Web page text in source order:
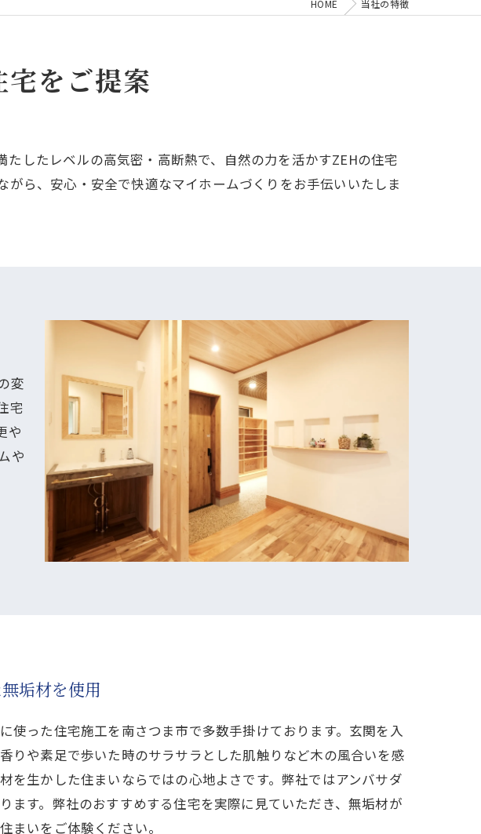
HOME 当社の特徴
をご提案
したレベルの高気密・高断熱で、自然の力を活かすZEHの住宅
ら、安心・安全で快適なマイホームづくりをお手伝いいたしま
変
宅
や
や
垢材を使用
使った住宅施工を南さつま市で多数手掛けております。玄関を入
りや素足で歩いた時のサラサラとした肌触りなど木の風合いを感
を生かした住まいならではの心地よさです。弊社ではアンバサダ
ます。弊社のおすすめする住宅を実際に見ていただき、無垢材が
まいをご体験ください。